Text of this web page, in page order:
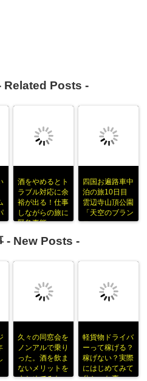
Related Posts -
酒をやめるとト
ラブル対応に余
裕が出る！仕事
しながらの旅に
緊急事態
四国お遍路車中
泊の旅10日目
雲辺寺山頂公園
「天空のブラン
コ」
- New Posts -
久々の同窓会を
ノンアルで乗り
った。酒を飲ま
ないメリットを
まとめてみた
軽貨物ドライバ
ーって稼げる？
稼げない？実際
にはじめてみて
分かった事